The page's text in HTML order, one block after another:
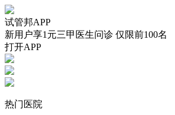
试管邦APP
新用户享1元三甲医生问诊 仅限前100名
打开APP
热门医院